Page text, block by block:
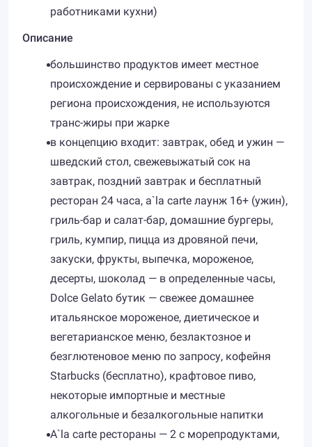
работниками кухни)
Описание
большинство продуктов имеет местное
происхождение и сервированы с указанием
региона происхождения, не используются
транс-жиры при жарке
в концепцию входит: завтрак, обед и ужин —
шведский стол, свежевыжатый сок на
завтрак, поздний завтрак и бесплатный
ресторан 24 часа, a`la carte лаунж 16+ (ужин),
гриль-бар и салат-бар, домашние бургеры,
гриль, кумпир, пицца из дровяной печи,
закуски, фрукты, выпечка, мороженое,
десерты, шоколад — в определенные часы,
Dolce Gelato бутик — свежее домашнее
итальянское мороженое, диетическое и
вегетарианское меню, безлактозное и
безглютеновое меню по запросу, кофейня
Starbucks (бесплатно), крафтовое пиво,
некоторые импортные и местные
алкогольные и безалкогольные напитки
A`la carte рестораны — 2 с морепродуктами,